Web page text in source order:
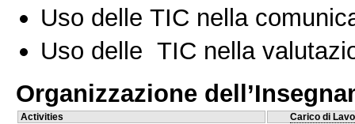
Uso delle TIC nella
Uso delle TIC nella
Organizzazione
Activities
Carico di